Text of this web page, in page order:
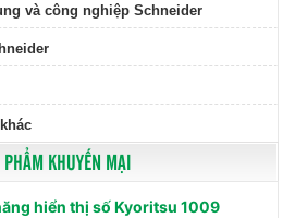
và công nghiệp Schneider
KHUYẾN MẠI
hiển thị số Kyoritsu 1009